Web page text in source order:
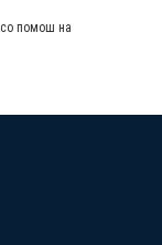
со помош на